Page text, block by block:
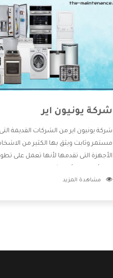
شركة يونيون اير
شركة يونيون اير من الشركات القديمة
مستمر وثابت ويثق بها الكثير من
الأجهزة التى تقدمها لأنها تعمل على
خدمات ما بعد البيع مع المنتجات وتقدم
مشاهدة المزيد